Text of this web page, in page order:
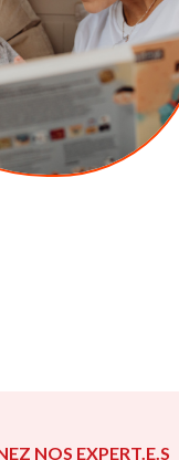
NOS EXPERT.E.S